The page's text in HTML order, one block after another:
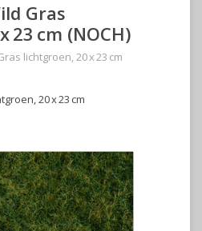
Gras
23 cm (NOCH)
lichtgroen, 20 x 23 cm
20 x 23 cm